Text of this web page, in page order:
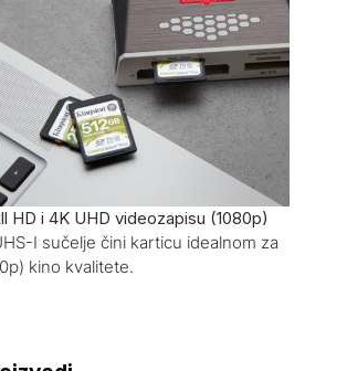
HD i 4K UHD videozapisu (1080p)
I sučelje čini karticu idealnom za
kino kvalitete.